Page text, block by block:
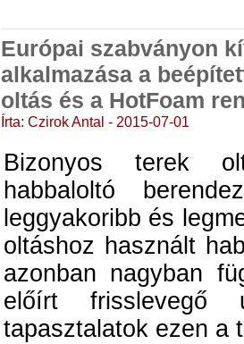
Európai szabványon
alkalmazása a
oltás és a HotFoam
Írta: Czirok Antal - 2015-07-01
Bizonyos terek
habbaloltó
leggyakoribb és
oltáshoz használt
azonban nagyban
előírt frisslevegő
tapasztalatok ezen a